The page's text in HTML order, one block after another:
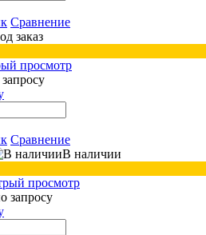
Сравнение
заказ
просмотр
Сравнение
В наличии
просмотр
запросу